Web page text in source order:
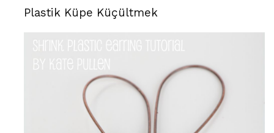
Plastik Küpe Küçültmek